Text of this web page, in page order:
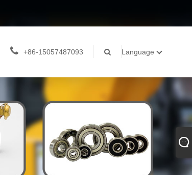
+86-15057487093 Language